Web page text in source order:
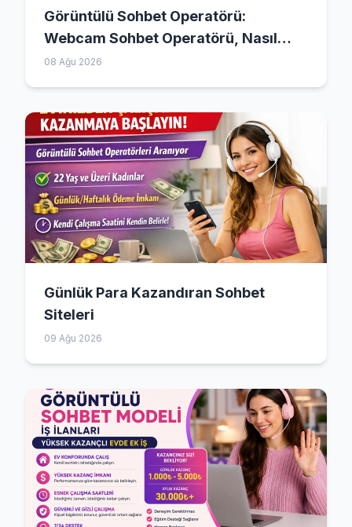
Görüntülü Sohbet Operatörü:
Webcam Sohbet Operatörü, Nasıl
Başlanır?
08 Ağu 2026
Günlük Para Kazandıran Sohbet
Siteleri
09 Ağu 2026